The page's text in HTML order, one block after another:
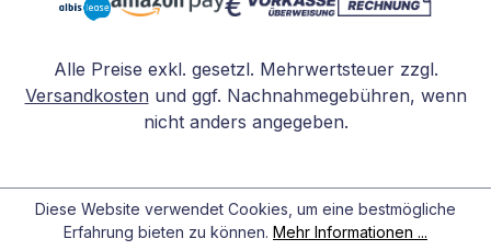
Alle Preise exkl. gesetzl. Mehrwertsteuer zzgl.
Versandkosten und ggf. Nachnahmegebühren, wenn
nicht anders angegeben.
Diese Website verwendet Cookies, um eine bestmögliche
Erfahrung bieten zu können. Mehr Informationen ...